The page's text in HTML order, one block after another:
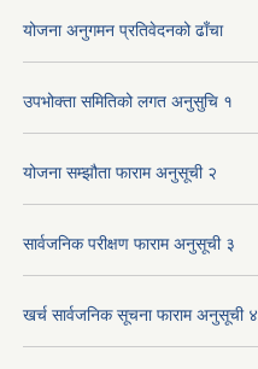
योजना अनुगमन प्रतिवेदनको ढाँचा
उपभोक्ता समितिको लगत अनुसुचि १
योजना सम्झौता फाराम अनुसूची २
सार्वजनिक परीक्षण फाराम अनुसूची ३
खर्च सार्वजनिक सूचना फाराम अनुसूची ४